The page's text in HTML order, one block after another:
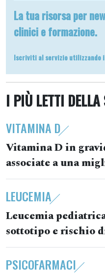
La tua risorsa per
clinici e formazione.
Iscriviti al servizio utilizzando
I PIÙ LETTI
VITAMINA D
Vitamina D in
associate a una
LEUCEMIA
Leucemia
sottotipo e rischio
PSICOFARMACI